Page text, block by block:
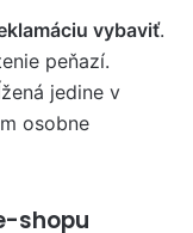
vybaviť.
peňazí.
jedine v
osobne
shopu